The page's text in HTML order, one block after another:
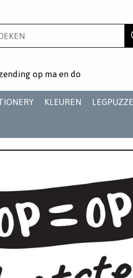
op ma en do
KLEUREN
NIEUWSBRIEF
eerste op de hoogste zijn van het
nieuws en aanbiedingen?